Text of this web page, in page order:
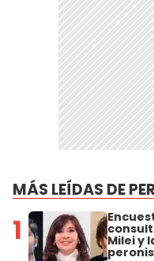
MÁS LEÍDAS DE
1 Milei y